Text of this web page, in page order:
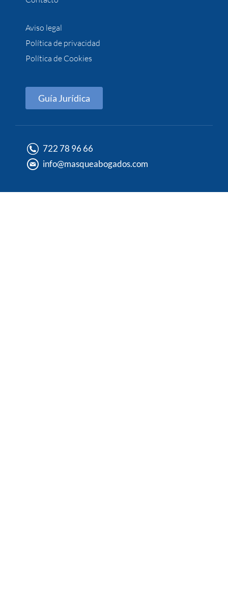
Aviso legal
Política de privacidad
Política de Cookies
Guía Jurídica
722 78 96 66
info@masqueabogados.com